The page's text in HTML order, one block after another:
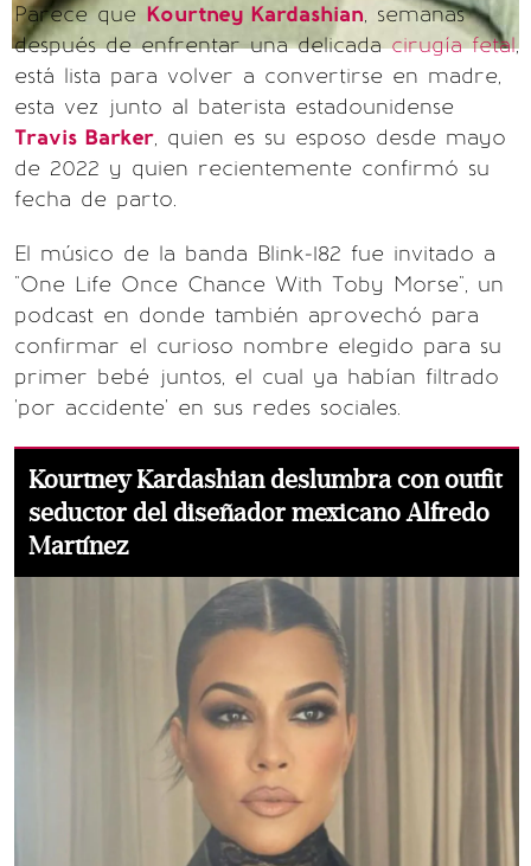
Parece que Kourtney Kardashian, semanas
después de enfrentar una delicadacirugía fetal,
está lista para volver a convertirse en madre,
esta vez junto al baterista estadounidense
Travis Barker, quien es su esposo desde mayo
de 2022 y quien recientemente confirmó su
fecha de parto.
El músico de la banda Blink-182 fue invitado a
"One Life Once Chance With Toby Morse", un
podcast en donde también aprovechó para
confirmar el curioso nombre elegido para su
primer bebé juntos, el cual ya habían filtrado
'por accidente' en sus redes sociales.
Kourtney Kardashian deslumbra con outfit
seductor del diseñador mexicano Alfredo
Martínez